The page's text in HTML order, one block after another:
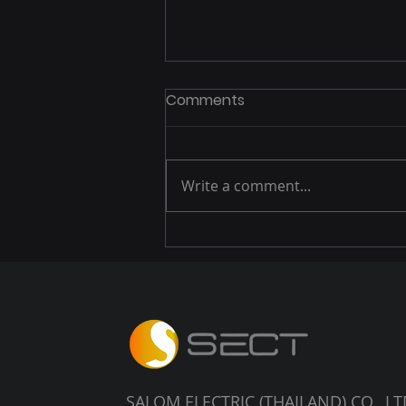
IEVTech 2025
Comments
Write a comment...
SALOM ELECTRIC (THAILAND) CO.,